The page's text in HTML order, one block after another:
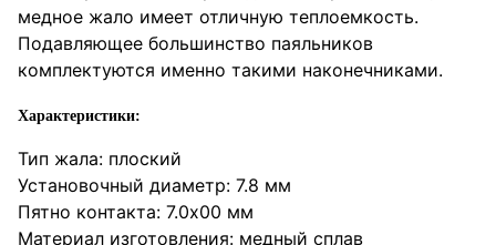
медное жало имеет отличную теплоемкость.
Подавляющее большинство паяльников
комплектуются именно такими наконечниками.
Характеристики:
Тип жала: плоский
Установочный диаметр: 7.8 мм
Пятно контакта: 7.0х00 мм
Материал изготовления: медный сплав